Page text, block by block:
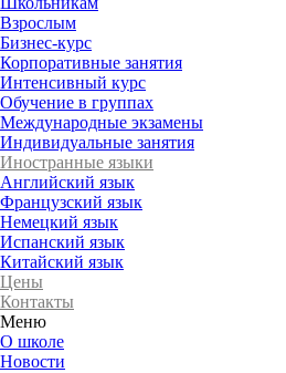
Взрослым
Бизнес-курс
Корпоративные занятия
Интенсивный курс
Обучение в группах
Международные экзамены
Индивидуальные занятия
Иностранные языки
Английский язык
Французский язык
Немецкий язык
Испанский язык
Китайский язык
Цены
Контакты
Меню
О школе
Новости